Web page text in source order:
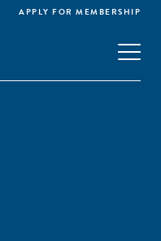
APPLY FOR MEMBERSHIP